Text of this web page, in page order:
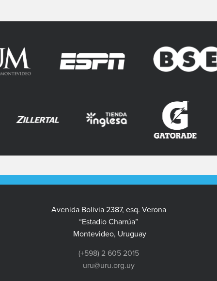
Avenida Bolivia 2387, esq. Verona
“Estadio Charrúa”
Montevideo, Uruguay
(+598) 2 605 2015
uru@uru.org.uy